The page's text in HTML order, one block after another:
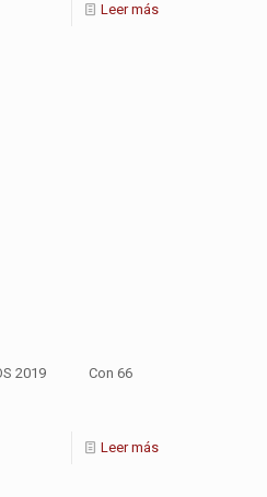
Leer más
2019 Con 66
Leer más